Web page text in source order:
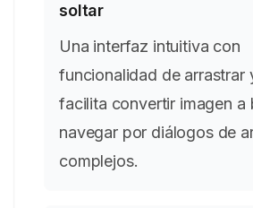
soltar
Una interfaz intuitiva con
funcionalidad de arrastrar
facilita convertir imagen a
navegar por diálogos de
complejos.